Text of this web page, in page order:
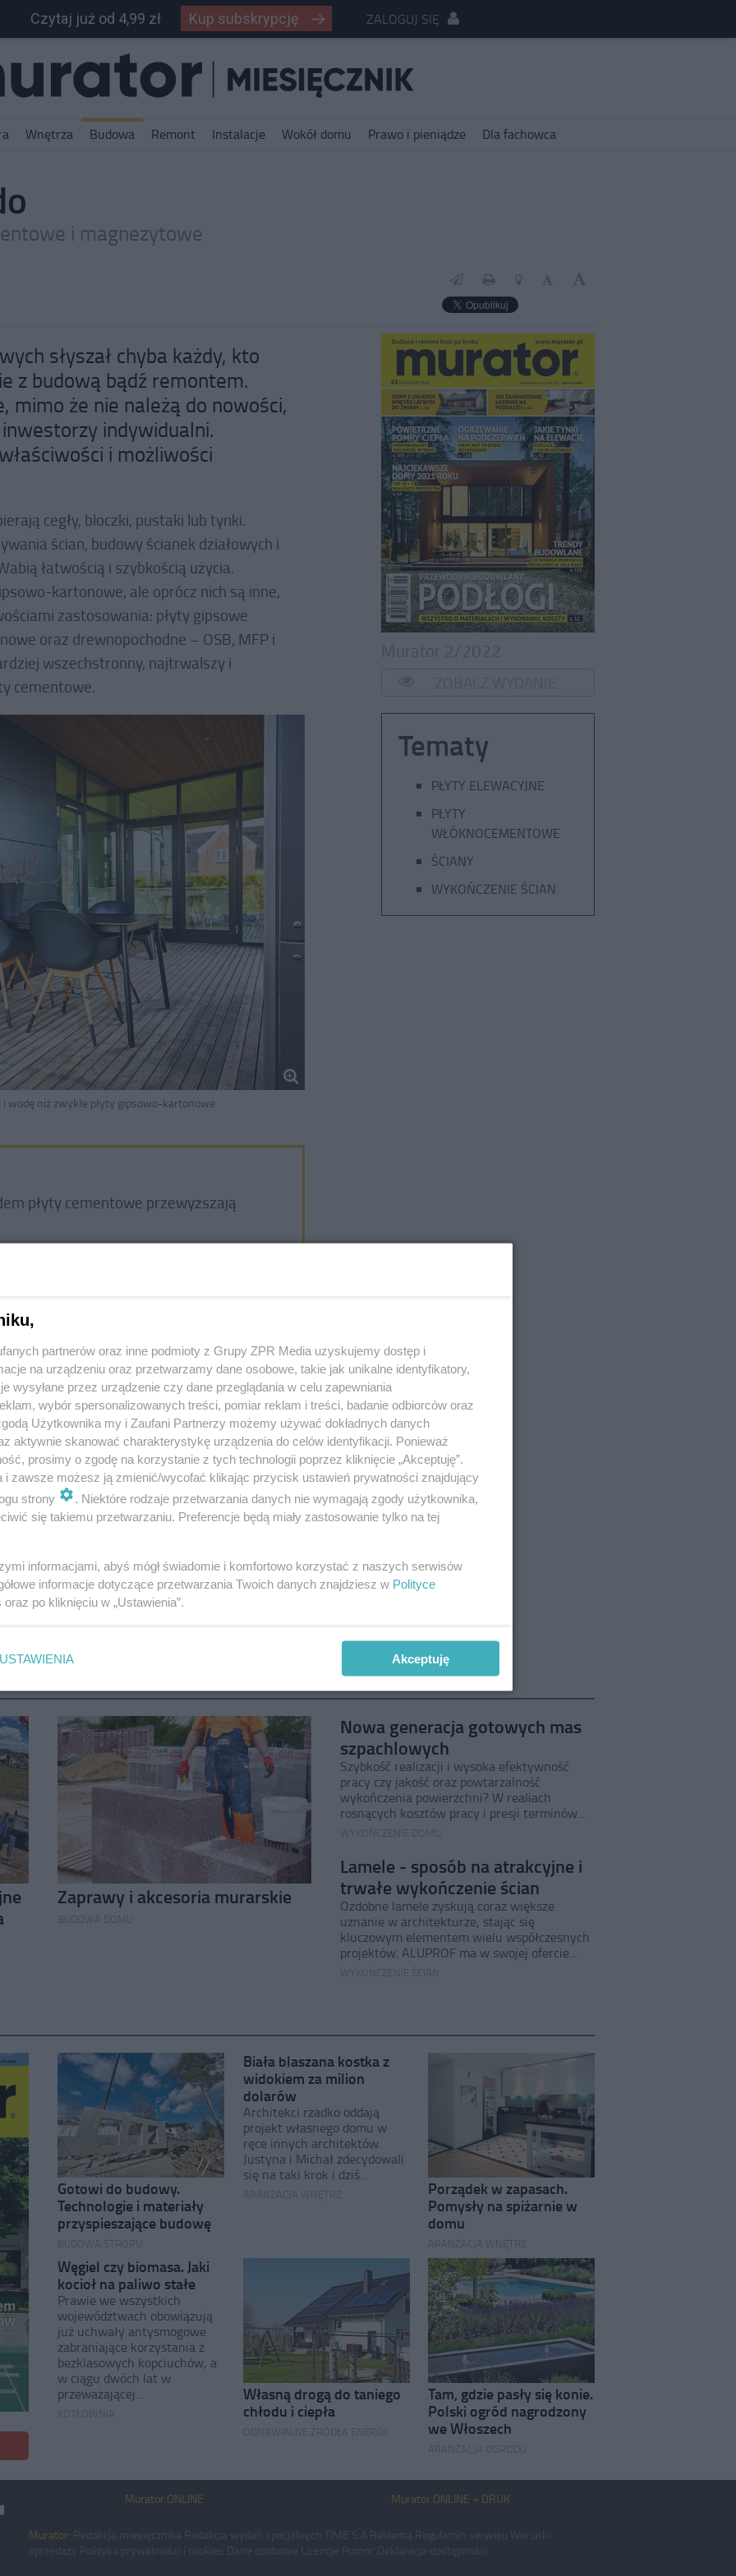
Czytaj już od 4,99 zł Kup subskrypcję ZALOGUJ SIĘ
Wnętrza Budowa Remont Instalacje Wokół domu Prawo i pieniądze Dla fachowca
i magnezytowe
słyszał chyba każdy, kto
z budową bądź remontem.
mimo że nie należą do nowości,
indywidualni.
i możliwości
cegły, bloczki, pustaki lub tynki.
ścian, budowy ścianek działowych i
łatwością i szybkością użycia.
kartonowe, ale oprócz nich są inne,
zastosowania: płyty gipsowe
oraz drewnopochodne – OSB, MFP i
wszechstronny, najtrwalszy i
cementowe.
wodę niż zwykłe płyty gipsowo-kartonowe
płyty cementowe przewyższają
włóknowych
kup dostęp do Muratora ONLINE
CZYTAJ od 4,99 zł
Zaloguj się
miesięcznika - 5/2018
WARUNKI SPRZEDAŻY REGULAMIN
Tematy
PŁYTY ELEWACYJNE
PŁYTY
WŁÓKNOCEMENTOWE
ŚCIANY
WYKOŃCZENIE ŚCIAN
Zaprawy i akcesoria murarskie
Nowa generacja gotowych mas
szpachlowych
Szybkość realizacji i wysoka efektywność
pracy czy jakość oraz powtarzalność
wykończenia powierzchni? W realiach
rosnących kosztów pracy i presji terminów...
Lamele - sposób na atrakcyjne i
trwałe wykończenie ścian
Ozdobne lamele zyskują coraz większe
uznanie w architekturze, stając się
kluczowym elementem wielu współczesnych
projektów. ALUPROF ma w swojej ofercie...
Gotowi do budowy.
Technologie i materiały
przyspieszające budowę
Biała blaszana kostka z
widokiem za milion
dolarów
Architekci rzadko oddają
projekt własnego domu w
ręce innych architektów.
Justyna i Michał zdecydowali
się na taki krok i dziś...
Porządek w zapasach.
Pomysły na spiżarnie w
domu
Węgiel czy biomasa. Jaki
kocioł na paliwo stałe
Prawie we wszystkich
województwach obowiązują
już uchwały antysmogowe
zabraniające korzystania z
bezklasowych kopciuchów, a
w ciągu dwóch lat w
przeważającej...
Własną drogą do taniego
chłodu i ciepła
Tam, gdzie pasły się konie.
Polski ogród nagrodzony
we Włoszech
Murator ONLINE Murator ONLINE + DRUK
Murator:
partnerów oraz inne podmioty z Grupy ZPR Media uzyskujemy dostęp i
na urządzeniu oraz przetwarzamy dane osobowe, takie jak unikalne identyfikatory,
wysyłane przez urządzenie czy dane przeglądania w celu zapewniania
wybór spersonalizowanych treści, pomiar reklam i treści, badanie odbiorców oraz
Użytkownika my i Zaufani Partnerzy możemy używać dokładnych danych
aktywnie skanować charakterystykę urządzenia do celów identyfikacji. Ponieważ
prosimy o zgodę na korzystanie z tych technologii poprzez kliknięcie „Akceptuję”.
i zawsze możesz ją zmienić/wycofać klikając przycisk ustawień prywatności znajdujący
strony
. Niektóre rodzaje przetwarzania danych nie wymagają zgody użytkownika,
się takiemu przetwarzaniu. Preferencje będą miały zastosowanie tylko na tej
informacjami, abyś mógł świadomie i komfortowo korzystać z naszych serwisów
informacje dotyczące przetwarzania Twoich danych znajdziesz w Polityce
oraz po kliknięciu w „Ustawienia”.
USTAWIENIA Akceptuję